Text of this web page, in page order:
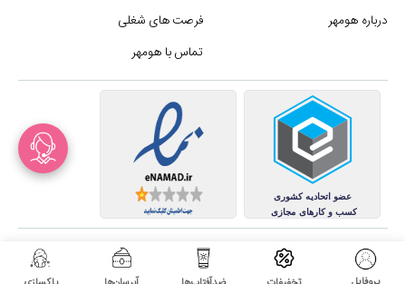
درباره هومهر
فرصت های شغلی
تماس با هومهر
کلیه حقوق این سایت متعلق به
مجموع فروشگاه های هومهر (فروشگاه آنلاین هومهر) میباشد.
پروفایل